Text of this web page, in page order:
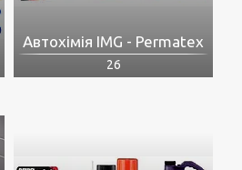
Автохімія IMG - Permatex
26